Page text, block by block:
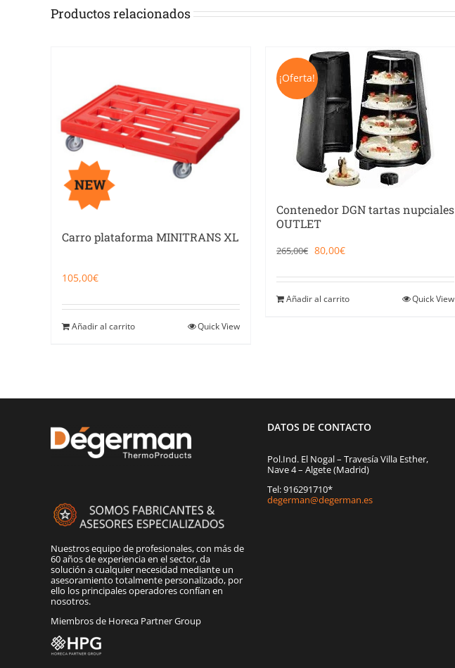
Productos relacionados
Carro plataforma MINITRANS XL
105,00€
Añadir al carrito Quick View
¡Oferta!
Contenedor DGN tartas nupciales
OUTLET
265,00€ El
era:
265,00€.
80,00€El
es:
Añadir al carrito Quick View
Nuestros equipo de profesionales, con más de
60 años de experiencia en el sector, da
solución a cualquier necesidad mediante un
asesoramiento totalmente personalizado, por
ello los principales operadores confían en
nosotros.
Miembros de Horeca Partner Group
DATOS DE CONTACTO
Pol.Ind. El Nogal – Travesía Villa Esther,
Nave 4 – Algete (Madrid)
Tel: 916291710*
degerman@degerman.es